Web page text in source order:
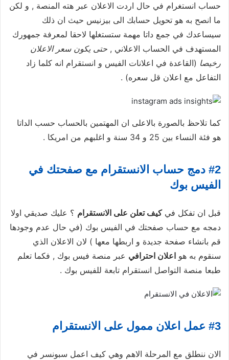
حساب انستغرام في حال اردت الاعلان عبر هته المنصة , و لكن
ما انصح به هو تحويل حسابك الى بيزنيس حيث ان ذلك
سيساعدك في جمع داتا مهمة ستستغلها لاحقا لمعرفة جمهورك
المستهدف في الحساب الاعلاني , حتى يكون سعر الاعلان
رخيصا (القاعدة في اعلانات الفيس و انستقرام انه كلما زاد
التفاعل مع اعلان قل سعره) .
كما تلاحظ بالصورة بالاعلى ان المهتمين بالحساب حسب الداتا
هو فئة النساء بين 25 و 34 سنة و اغلبهم من امريكا .
#2 دمج حساب الانستقرام مع صفحتك في
الفيس بوك
قبل ان تفكل فيكيف تعلن على الانستقرام ؟ عليك صديقي اولا
دمجه مع حساب صفحتك في الفيس بوك (في حال عدم وجودها
قم بانشاء صفحة جديدة و اربطها معها ) لان الاعلان الذي
سنقوم به هو اعلان احترافي عبر منصة فيس بوك , فكما تعلم
طبعا منصة التواصل انستقرام تابعة للفيس بوك .
#3 عمل اعلان ممول على الانستقرام
الان ننطلق مع المرحلة الاهم وهي كيف اعمل سبونسر في